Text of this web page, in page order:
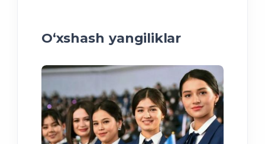
O‘xshash yangiliklar